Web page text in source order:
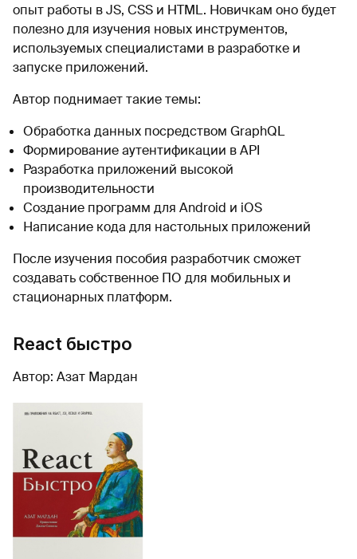
опыт работы в JS, CSS и HTML. Новичкам оно будет
полезно для изучения новых инструментов,
используемых специалистами в разработке и
запуске приложений.
Автор поднимает такие темы:
Обработка данных посредством GraphQL
Формирование аутентификации в API
Разработка приложений высокой
производительности
Создание программ для Android и iOS
Написание кода для настольных приложений
После изучения пособия разработчик сможет
создавать собственное ПО для мобильных и
стационарных платформ.
React быстро
Автор: Азат Мардан